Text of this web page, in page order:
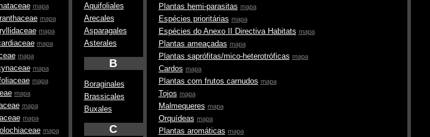
mapa
mapa
mapa
mapa
mapa
mapa
mapa
mapa
mapa
mapa
mapa
Aquifoliales
Arecales
Asparagales
Asterales
B
Boraginales
Brassicales
Buxales
C
Plantas hemi-parasitas mapa
Espécies prioritárias mapa
Espécies do Anexo II Directiva Habitats mapa
Plantas ameaçadas mapa
Plantas saprófitas/mico-heterotróficas mapa
Cardos mapa
Plantas com frutos carnudos mapa
Tojos mapa
Malmequeres mapa
Orquídeas mapa
Plantas aromáticas mapa